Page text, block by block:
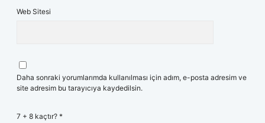
Web Sitesi
Daha sonraki yorumlarımda kullanılması için adım, e-posta adresim ve
site adresim bu tarayıcıya kaydedilsin.
7 + 8 kaçtır? *